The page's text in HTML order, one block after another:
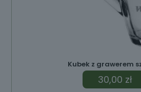
Kubek z grawerem
30,00 zł